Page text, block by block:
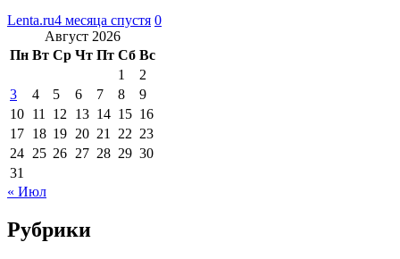
Lenta.ru4 месяца спустя 0
Август 2026
Пн Вт Ср Чт Пт Сб Вс
1
2
3
4 5 6 7 8
9
10 11 12 13 14 15 16
17 18 19 20 21 22 23
24 25 26 27 28 29 30
31
« Июл
Рубрики